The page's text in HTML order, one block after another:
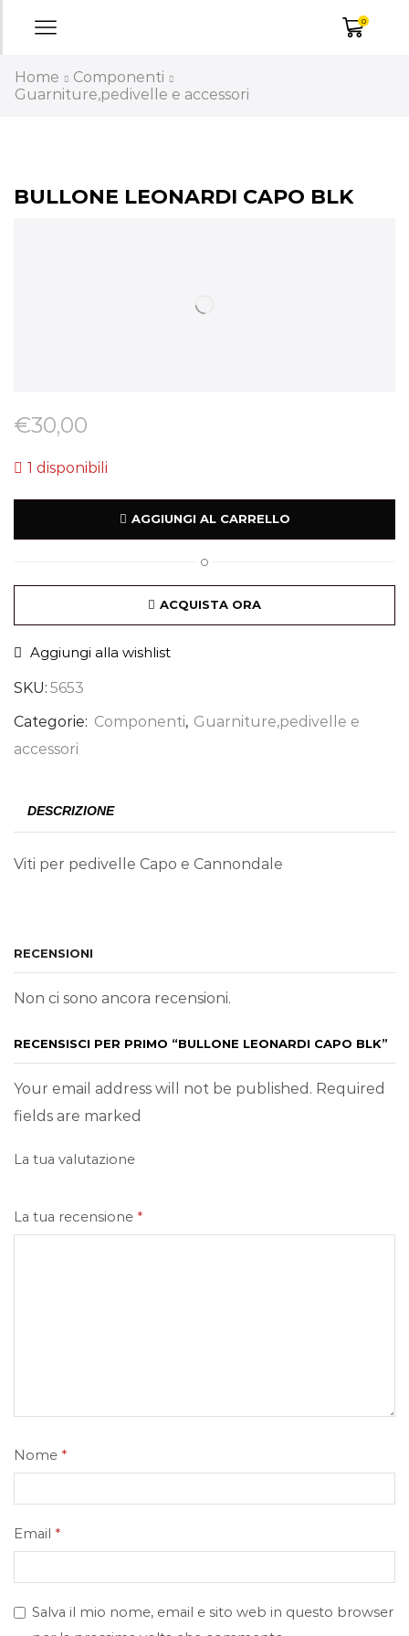
0
Home
Componenti
Guarniture,pedivelle e accessori
BULLONE LEONARDI CAPO BLK
€30,00
1 disponibili
AGGIUNGI AL CARRELLO
O
ACQUISTA ORA
Aggiungi alla wishlist
SKU: 5653
Categorie: Componenti, Guarniture,pedivelle e
accessori
DESCRIZIONE
Viti per pedivelle Capo e Cannondale
RECENSIONI
Non ci sono ancora recensioni.
RECENSISCI PER PRIMO “BULLONE LEONARDI CAPO BLK”
Your email address will not be published. Required
fields are marked
La tua valutazione
La tua recensione *
Nome *
Email *
Salva il mio nome, email e sito web in questo browser